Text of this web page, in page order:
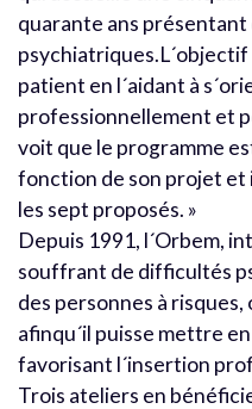
quarante ans présentant
patient en l´aidant à
professionnellement et
voit que le programme
fonction de son projet et
les sept proposés. »
Depuis 1991, l´Orbem,
souffrant de difficultés
des personnes à
afinqu´il puisse mettre
favorisant l´insertion
Trois ateliers en